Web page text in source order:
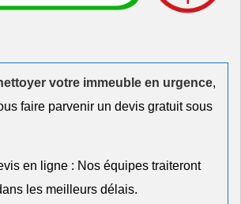
votre immeuble en urgence,
faire parvenir un devis gratuit sous
en ligne : Nos équipes traiteront
les meilleurs délais.